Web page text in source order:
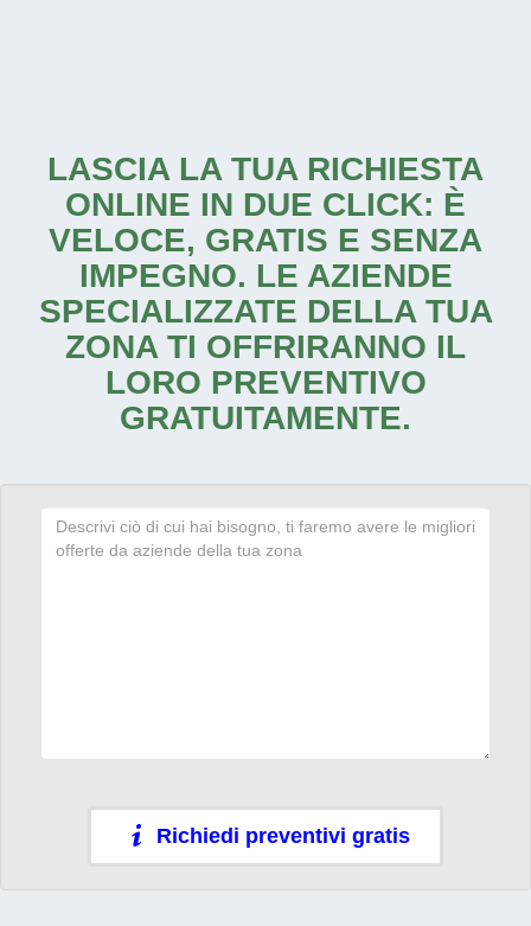
LASCIA LA TUA RICHIESTA
ONLINE IN DUE CLICK: È
VELOCE, GRATIS E SENZA
IMPEGNO. LE AZIENDE
SPECIALIZZATE DELLA TUA
ZONA TI OFFRIRANNO IL
LORO PREVENTIVO
GRATUITAMENTE.
Richiedi preventivi gratis